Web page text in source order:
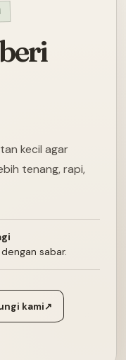
kecil agar
tenang, rapi,
sabar.
kami↗